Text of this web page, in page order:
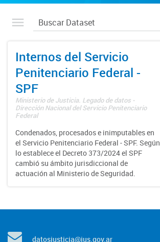
Internos del Servicio
Penitenciario Federal -
SPF
Ministerio de Justicia. Legado de datos -
Dirección Nacional del Servicio Penitenciario
Federal
Condenados, procesados e inimputables en
el Servicio Penitenciario Federal - SPF. Según
lo establece el Decreto 373/2024 el SPF
cambió su ámbito jurisdiccional de
actuación al Ministerio de Seguridad.
datosjusticia@jus.gov.ar